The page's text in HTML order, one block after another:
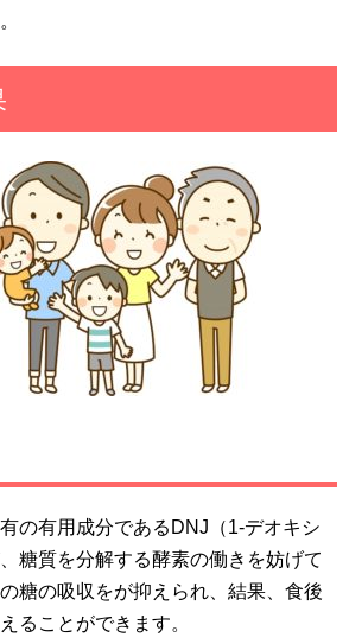
の有用成分であるDNJ（1-デオキシ
糖質を分解する酵素の働きを妨げて
糖の吸収をが抑えられ、結果、食後
ることができます。